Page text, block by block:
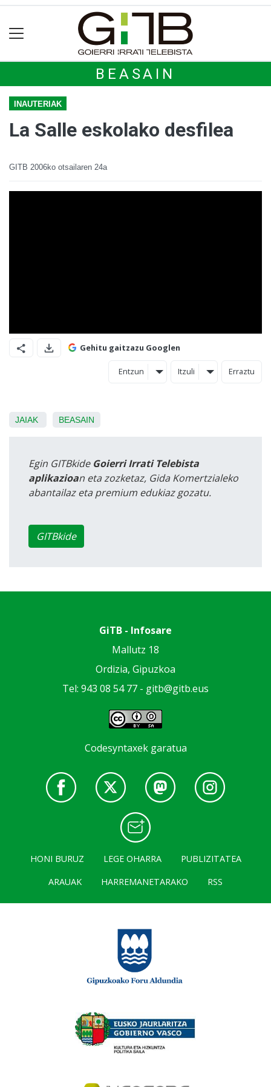
BEASAIN
INAUTERIAK
La Salle eskolako desfilea
GITB 2006ko otsailaren 24a
Gehitu gaitzazu Googlen
Entzun Itzuli Erraztu
JAIAK BEASAIN
Egin GITBkide Goierri Irrati Telebista
aplikazioan eta zozketaz, Gida Komertzialeko
abantailaz eta premium edukiaz gozatu.
GITBkide
GiTB - Infosare
Mallutz 18
Ordizia, Gipuzkoa
Tel: 943 08 54 77 - gitb@gitb.eus
Codesyntaxek garatua
HONI BURUZ LEGE OHARRA
PUBLIZITATEA
ARAUAK
HARREMANETARAKO RSS